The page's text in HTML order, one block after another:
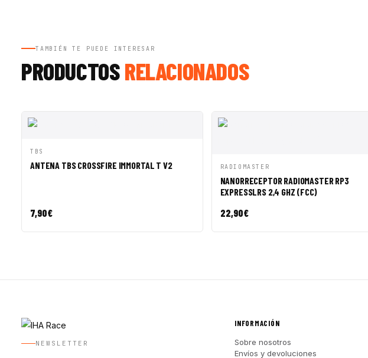
TAMBIÉN TE PUEDE INTERESAR
PRODUCTOSRELACIONADOS
VISTA RÁPIDA
TBS
ANTENA TBS CROSSFIRE IMMORTAL T V2
7,90€
VISTA RÁPIDA
RADIOMASTER
NANORRECEPTOR RADIOMASTER RP3
EXPRESSLRS 2,4 GHZ (FCC)
22,90€
NEWSLETTER
INFORMACIÓN
Sobre nosotros
Envíos y devoluciones